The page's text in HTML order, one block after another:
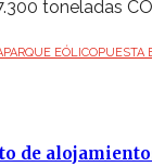
toneladas
PARQUE EÓLICOPUESTA
de